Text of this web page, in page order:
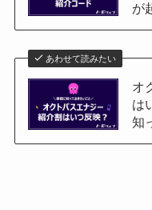
が
あわせて読みたい
オ
は
知